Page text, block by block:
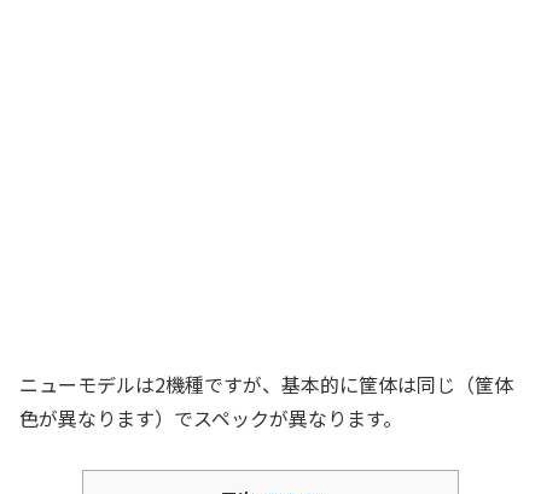
ニューモデルは2機種ですが、基本的に筐体は同じ（筐体
色が異なります）でスペックが異なります。